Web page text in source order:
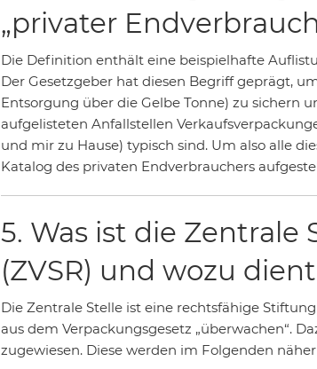
„privater
Die Definition enthält eine beispielhafte
Der Gesetzgeber hat diesen Begriff geprägt,
Entsorgung über die Gelbe Tonne) zu sichern
aufgelisteten Anfallstellen
und mir zu Hause) typisch sind. Um also alle
Katalog des privaten Endverbrauchers
5. Was ist die Zentrale
(ZVSR) und wozu
Die Zentrale Stelle ist eine rechtsfähige
aus dem Verpackungsgesetz „überwachen“.
zugewiesen. Diese werden im Folgenden